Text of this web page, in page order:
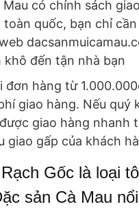
Mau có chính sách
quốc, bạn chỉ
khô đến tận nhà bạn
đơn hàng từ
giao hàng. Nếu quý
giao hàng nhanh
giao gấp của khách
Gốc là loại
sản Cà Mau